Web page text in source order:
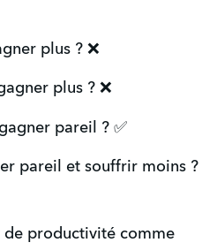
plus ? ❌
plus ? ❌
pareil ? ✅
pareil et souffrir moins ?
productivité comme